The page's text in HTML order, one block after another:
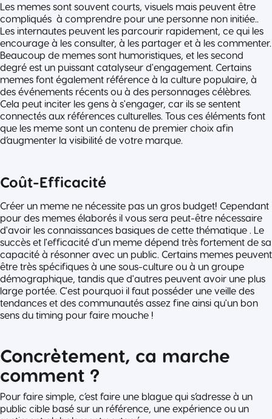
Les memes sont souvent courts, visuels mais peuvent être
compliqués à comprendre pour une personne non initiée..
Les internautes peuvent les parcourir rapidement, ce qui les
encourage à les consulter, à les partager et à les commenter.
Beaucoup de memes sont humoristiques, et les second
degré est un puissant catalyseur d'engagement. Certains
memes font également référence à la culture populaire, à
des événements récents ou à des personnages célèbres.
Cela peut inciter les gens à s'engager, car ils se sentent
connectés aux références culturelles. Tous ces éléments font
que les meme sont un contenu de premier choix afin
d’augmenter la visibilité de votre marque.
Coût-Efficacité
Créer un meme ne nécessite pas un gros budget! Cependant
pour des memes élaborés il vous sera peut-être nécessaire
d'avoir les connaissances basiques de cette thématique . Le
succès et l'efficacité d'un meme dépend très fortement de sa
capacité à résonner avec un public. Certains memes peuvent
être très spécifiques à une sous-culture ou à un groupe
démographique, tandis que d'autres peuvent avoir une plus
large portée. C'est pourquoi il faut posséder une veille des
tendances et des communautés assez fine ainsi qu'un bon
sens du timing pour faire mouche !
Concrètement, ca marche
comment ?
Pour faire simple, c’est faire une blague qui s’adresse à un
public cible basé sur un référence, une expérience ou un